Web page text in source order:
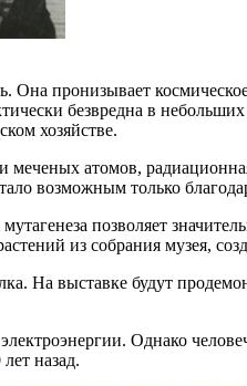
Она пронизывает
безвредна в
хозяйстве.
атомов,
возможным только
позволяет
из собрания музея,
На выставке будут
Однако
назад.